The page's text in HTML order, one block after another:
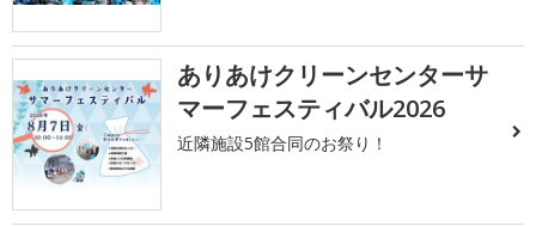
ありあけクリーンセンターサ
マーフェスティバル2026
近隣施設5館合同のお祭り！